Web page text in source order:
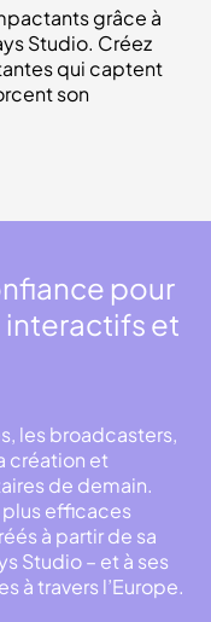
grâce à
Studio. Créez
qui captent
son
pour
interactifs et
les broadcasters,
création et
de demain.
efficaces
à partir de sa
Studio – et à ses
à travers l’Europe.